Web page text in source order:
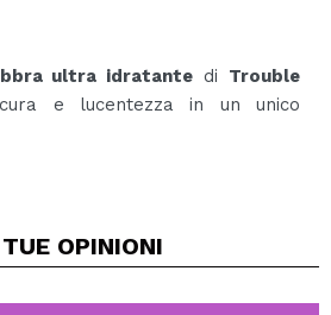
ultra idratante di Trouble
e lucentezza in un unico
sulle labbra come un olio
lucentezza delicata e labbra
OPINIONI